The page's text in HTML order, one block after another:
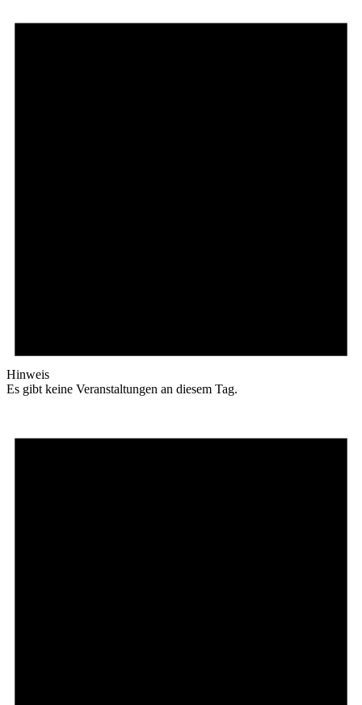
Hinweis
Es gibt keine Veranstaltungen an diesem Tag.